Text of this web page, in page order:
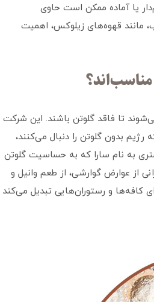
یا آماده ممکن است حاوی
مانند قهوه‌های زیلوکس، اهمیت
طعم‌دار و 3 در 1، با دقت تولید می‌شوند تا فاقد گلوتن باشند. این شرکت
رژیم بدون گلوتن را دنبال می‌کنند،
به نام سارا که به حساسیت گلوتن
از عوارض گوارشی، از طعم وانیل و
کافه‌ها و رستوران‌هایی تبدیل می‌کند